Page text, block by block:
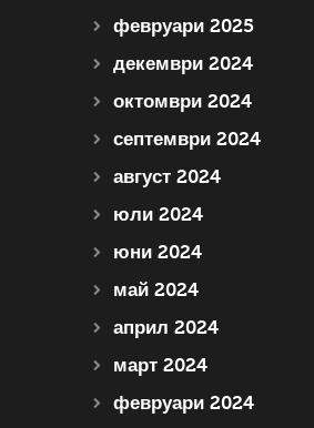
февруари 2025
декември 2024
октомври 2024
септември 2024
август 2024
юли 2024
юни 2024
май 2024
април 2024
март 2024
февруари 2024